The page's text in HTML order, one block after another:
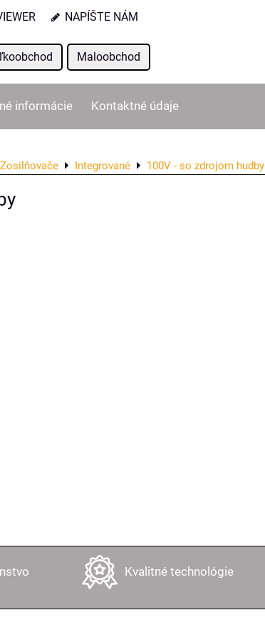
NAPÍŠTE NÁM
Maloobchod
informácie Kontaktné údaje
Zosilňovače Integrované 100V - so zdrojom hudby
Kvalitné technológie